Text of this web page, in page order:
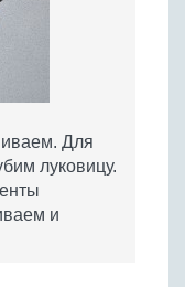
Для
луковицу.
и